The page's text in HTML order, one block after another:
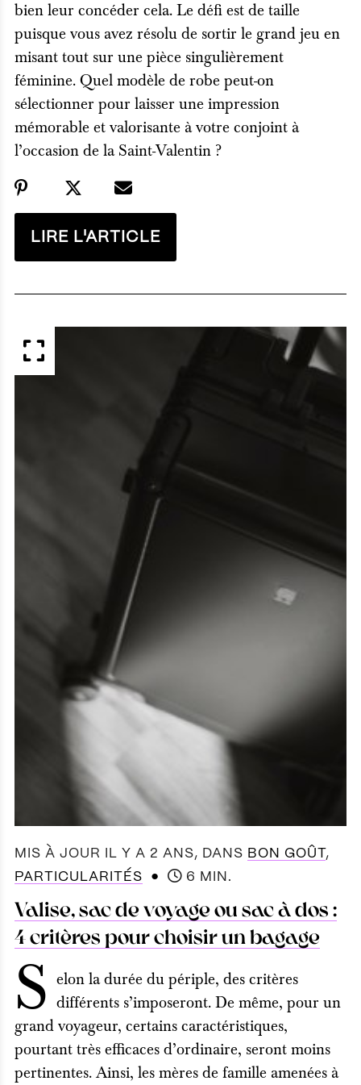
bien leur concéder cela. Le défi est de taille
puisque vous avez résolu de sortir le grand jeu en
misant tout sur une pièce singulièrement
féminine. Quel modèle de robe peut-on
sélectionner pour laisser une impression
mémorable et valorisante à votre conjoint à
l’occasion de la Saint-Valentin ?
LIRE L'ARTICLE
MIS À JOUR IL Y A 2 ANS, DANS BON GOÛT,
PARTICULARITÉS
● 6 MIN.
Valise, sac de voyage ou sac à dos :
4 critères pour choisir un bagage
APERÇU
S elon la durée du périple, des critères
différents s’imposeront. De même, pour un
grand voyageur, certains caractéristiques,
pourtant très efficaces d’ordinaire, seront moins
pertinentes. Ainsi, les mères de famille amenées à